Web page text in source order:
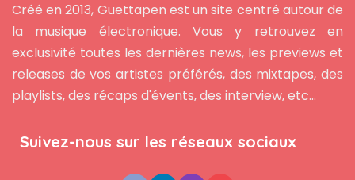
Créé en 2013, Guettapen est un site centré autour de
la musique électronique. Vous y retrouvez en
exclusivité toutes les dernières news, les previews et
releases de vos artistes préférés, des mixtapes, des
playlists, des récaps d'évents, des interview, etc...
Suivez-nous sur les réseaux sociaux